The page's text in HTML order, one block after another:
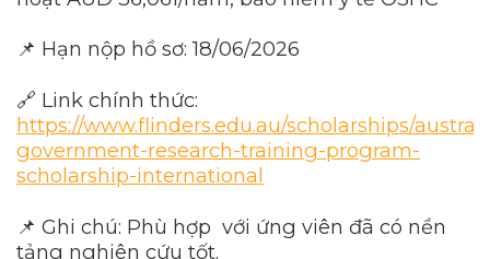
📌 Hạn nộp hồ sơ: 18/06/2026
🔗 Link chính thức:
https://www.flinders.edu.au/scholarships/
government-research-training-program-
scholarship-international
📌 Ghi chú: Phù hợp với ứng viên đã có nền
tảng nghiên cứu tốt.